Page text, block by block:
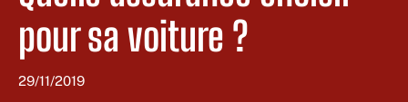
pour sa voiture ?
29/11/2019